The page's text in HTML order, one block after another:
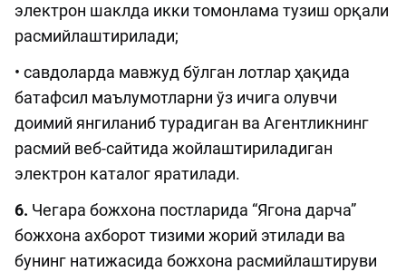
электрон шаклда икки томонлама тузиш орқали
расмийлаштирилади;
• савдоларда мавжуд бўлган лотлар ҳақида
батафсил маълумотларни ўз ичига олувчи
доимий янгиланиб турадиган ва Агентликнинг
расмий веб-сайтида жойлаштириладиган
электрон каталог яратилади.
6. Чегара божхона постларида “Ягона дарча”
божхона ахборот тизими жорий этилади ва
бунинг натижасида божхона расмийлаштируви